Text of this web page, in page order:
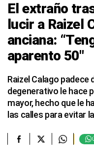
El extraño
lucir a Raizel
anciana:
aparento 50″
Raizel Calago
degenerativo le hace
mayor, hecho que le
las calles para evitar